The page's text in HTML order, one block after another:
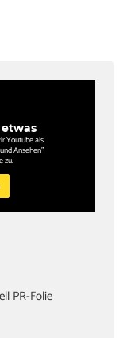
Youtube als
Ansehen"
zu.
PR-Folie